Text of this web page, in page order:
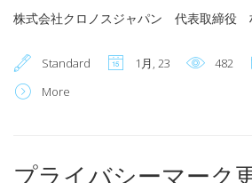
株式会社クロノスジャパン 代表取締
Standard 1月, 23 482
More
プライバシーマーク